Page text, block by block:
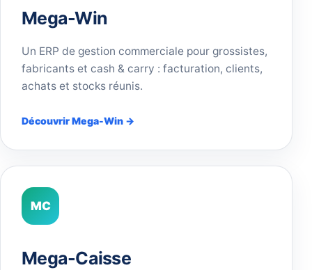
Mega-Win
Un ERP de gestion commerciale pour grossistes,
fabricants et cash & carry : facturation, clients,
achats et stocks réunis.
Découvrir Mega-Win →
MC
Mega-Caisse